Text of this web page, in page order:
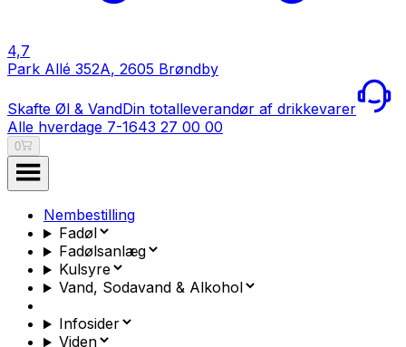
4,7
Park Allé 352A, 2605 Brøndby
Skafte Øl & VandDin totalleverandør af drikkevarer
Alle hverdage 7-1643 27 00 00
0
Nembestilling
Fadøl
Fadølsanlæg
Kulsyre
Vand, Sodavand & Alkohol
Infosider
Viden